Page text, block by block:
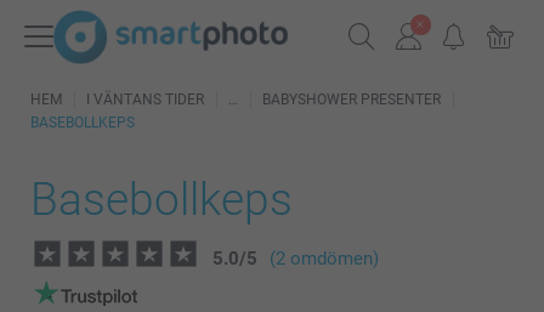
HEM I VÄNTANS TIDER
BABYSHOWER PRESENTER
BASEBOLLKEPS
Basebollkeps
5.0/5 (2 omdömen)